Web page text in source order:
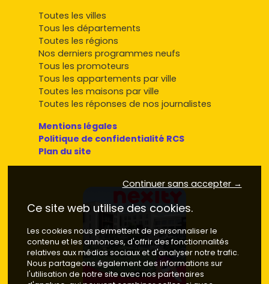
Toutes les villes
Tous les départements
Toutes les régions
Nos derniers programmes neufs
Tous les promoteurs
Tous les appartements par ville
Toutes les maisons par ville
Toutes les réponses de nos journalistes
Mentions légales
Politique de confidentialité RCS
Plan du site
Continuer sans accepter →
Ce site web utilise des cookies.
Les cookies nous permettent de personnaliser le
contenu et les annonces, d'offrir des fonctionnalités
relatives aux médias sociaux et d'analyser notre trafic.
Nous partageons également des informations sur
l'utilisation de notre site avec nos partenaires